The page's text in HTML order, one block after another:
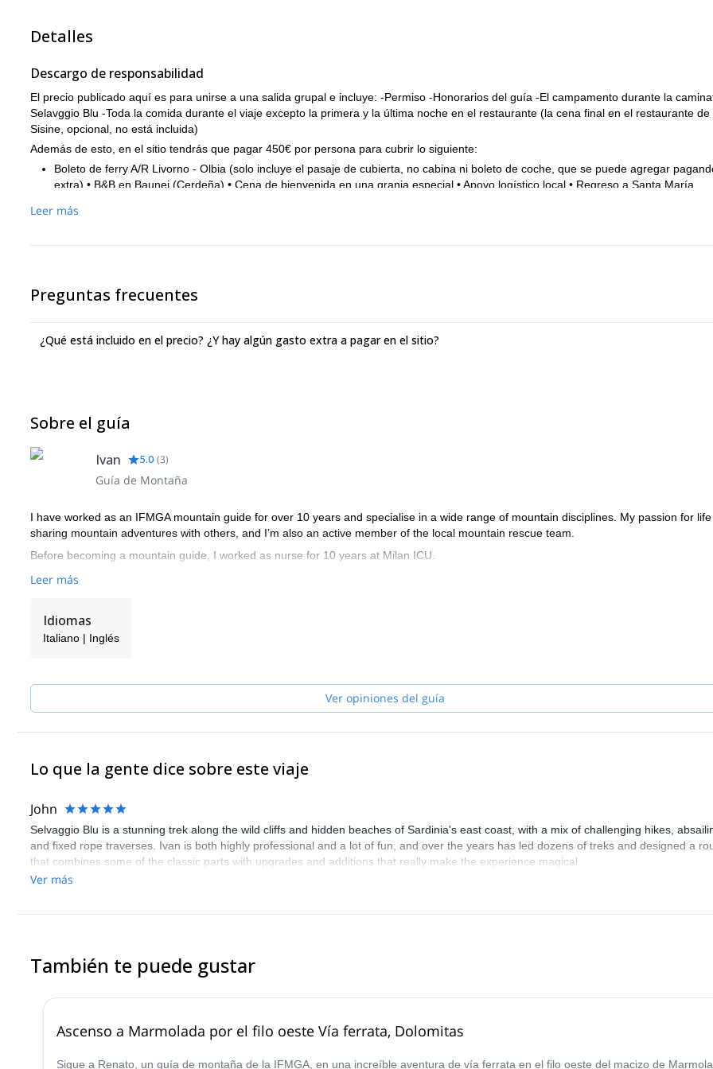
Tiempo de caminata: 4h
Detalles
Descargo de responsabilidad
El precio publicado aquí es para unirse a una salida grupal e incluye: -Permiso -Honorarios del guía -El campamento durante la
Selavggio Blu -Toda la comida durante el viaje excepto la primera y la última noche en el restaurante (la cena final en el restaurante de
Sisine, opcional, no está incluida)
Además de esto, en el sitio tendrás que pagar 450€ por persona para cubrir lo siguiente:
Boleto de ferry A/R Livorno - Olbia (solo incluye el pasaje de cubierta, no cabina ni boleto de coche, que se puede agregar
extra) • B&B en Baunei (Cerdeña) • Cena de bienvenida en una granja especial • Apoyo logístico local • Regreso a Santa María
Equipo necesario:
termo • Botas de senderismo ya probadas + sandalias + zapatillas • 3 camisetas transpirables (colores suaves) + ropa interior (no de
de papel y papel higiénico • Repelente de insectos (lo recomiendo encarecidamente) • Toallas • Cámara (opcional)
Leer más
Preguntas frecuentes
¿Qué está incluido en el precio? ¿Y hay algún gasto extra a pagar en el sitio?
Sobre el guía
Ivan 5.0 (3)
Guía de Montaña
I have worked as an IFMGA mountain guide for over 10 years and specialise in a wide range of mountain disciplines. My passion for
sharing mountain adventures with others, and I’m also an active member of the local mountain rescue team.
Before becoming a mountain guide, I worked as nurse for 10 years at Milan ICU.
Leer más
Idiomas
Italiano | Inglés
Ver opiniones del guía
Lo que la gente dice sobre este viaje
John
Selvaggio Blu is a stunning trek along the wild cliffs and hidden beaches of Sardinia's east coast, with a mix of challenging hikes,
and fixed rope traverses. Ivan is both highly professional and a lot of fun, and over the years has led dozens of treks and designed a
that combines some of the classic parts with upgrades and additions that really make the experience magical.
Ver más
También te puede gustar
Ascenso a Marmolada por el filo oeste Vía ferrata, Dolomitas
Sigue a Renato, un guía de montaña de la IFMGA, en una increíble aventura de vía ferrata en el filo oeste del macizo de